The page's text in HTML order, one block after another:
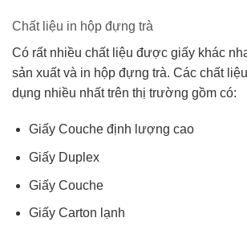
Chất liệu in hộp đựng trà
Có rất nhiều chất liệu được giấy khác
sản xuất và in hộp đựng trà. Các chất
dụng nhiều nhất trên thị trường gồm có:
Giấy Couche định lượng cao
Giấy Duplex
Giấy Couche
Giấy Carton lạnh